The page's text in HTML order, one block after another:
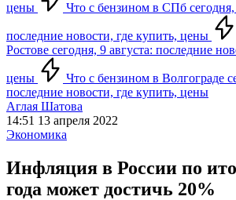
цены Что с бензином в СПб сегодня,
последние новости, где купить, цены
Ростове сегодня, 9 августа: последние
цены
Что с бензином в Волгограде
последние новости, где купить, цены
Аглая Шатова
14:51 13 апреля 2022
Экономика
Инфляция в России по
года может достичь 20%